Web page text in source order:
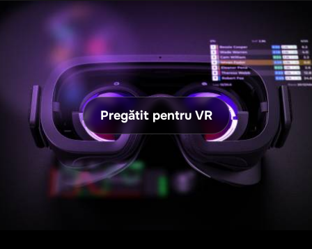
Pregătit pentru VR
FUNCȚIONALITĂȚI
INTEGRARE